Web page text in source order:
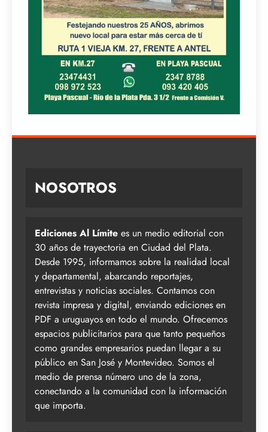
NOSOTROS
Ediciones Al Límite es un medio editorial con
30 años de trayectoria en Ciudad del Plata.
Desde 1995, informamos sobre la realidad local
y departamental, abarcando reportajes,
entrevistas y noticias sociales. Contamos con
revista impresa y digital, enviando ediciones en
PDF a uruguayos en todo el mundo. Ofrecemos
espacios publicitarios para que tanto pequeños
como grandes empresarios puedan llegar a su
público en San José y Montevideo. Somos el
medio de prensa número uno de la zona,
conectando a la comunidad con la información
que importa.